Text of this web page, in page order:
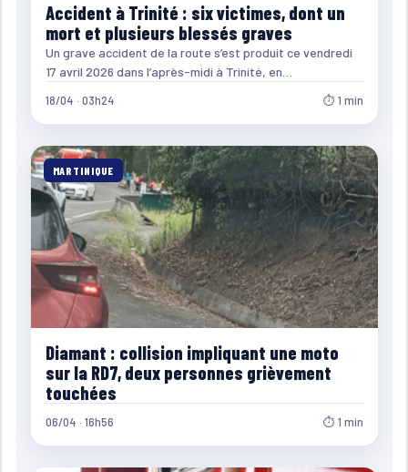
Accident à Trinité : six victimes, dont un
mort et plusieurs blessés graves
Un grave accident de la route s’est produit ce vendredi
17 avril 2026 dans l’après-midi à Trinité, en…
18/04 · 03h24 ⏱ 1 min
MARTINIQUE
Diamant : collision impliquant une moto
sur la RD7, deux personnes grièvement
touchées
06/04 · 16h56 ⏱ 1 min